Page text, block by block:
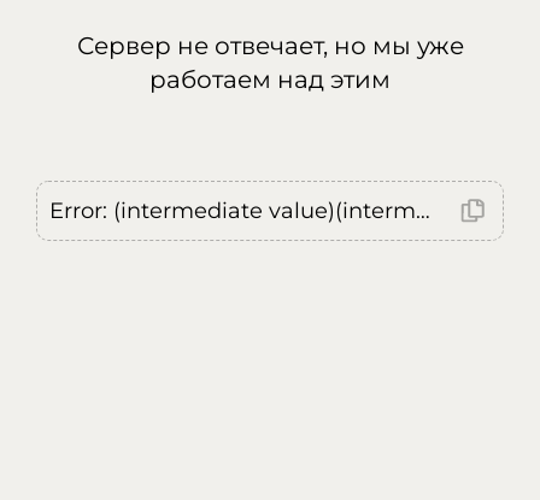
Сервер не отвечает, но мы уже
работаем над этим
Error: (intermediate value)(intermediate value)(intermediate value).replaceAll is not a function